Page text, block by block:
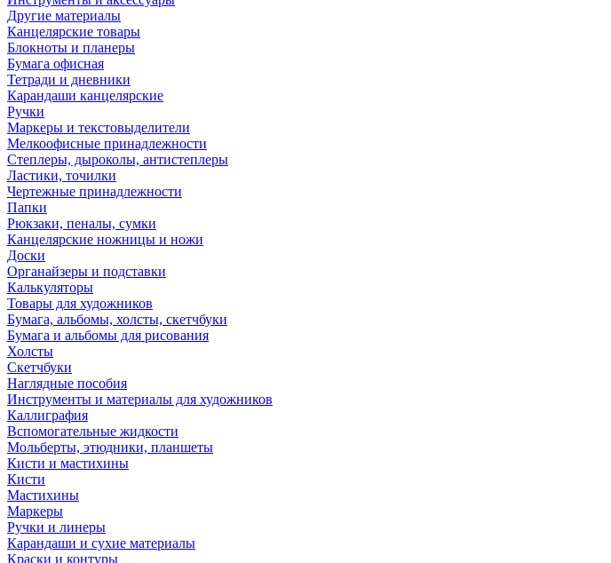
Другие материалы
Канцелярские товары
Блокноты и планеры
Бумага офисная
Тетради и дневники
Карандаши канцелярские
Ручки
Маркеры и текстовыделители
Мелкоофисные принадлежности
Степлеры, дыроколы, антистеплеры
Ластики, точилки
Чертежные принадлежности
Папки
Рюкзаки, пеналы, сумки
Канцелярские ножницы и ножи
Доски
Органайзеры и подставки
Калькуляторы
Товары для художников
Бумага, альбомы, холсты, скетчбуки
Бумага и альбомы для рисования
Холсты
Скетчбуки
Наглядные пособия
Инструменты и материалы для художников
Каллиграфия
Вспомогательные жидкости
Мольберты, этюдники, планшеты
Кисти и мастихины
Кисти
Мастихины
Маркеры
Ручки и линеры
Карандаши и сухие материалы
Краски и контуры